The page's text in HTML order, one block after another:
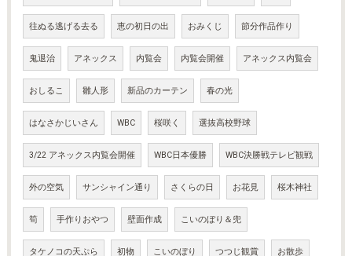
往ぬる逃げる去る 恵の初日の出 おみくじ 節分作品作り
鬼退治 アネックス 内覧会 内覧会開催 アネックス内覧会
おしるこ 雛人形 新品のカーテン 春の光
はなさかじいさん WBC 桜咲く 選抜高校野球
3/22 アネックス内覧会開催 WBC日本優勝 WBC決勝戦テレビ観戦
外の空気 サンシャイン通り さくらの日 お花見 桜木神社
筍 手作りおやつ 壁面作成 こいのぼり＆兜
タケノコの天ぷら 初物 こいのぼり つつじ観賞 お散歩